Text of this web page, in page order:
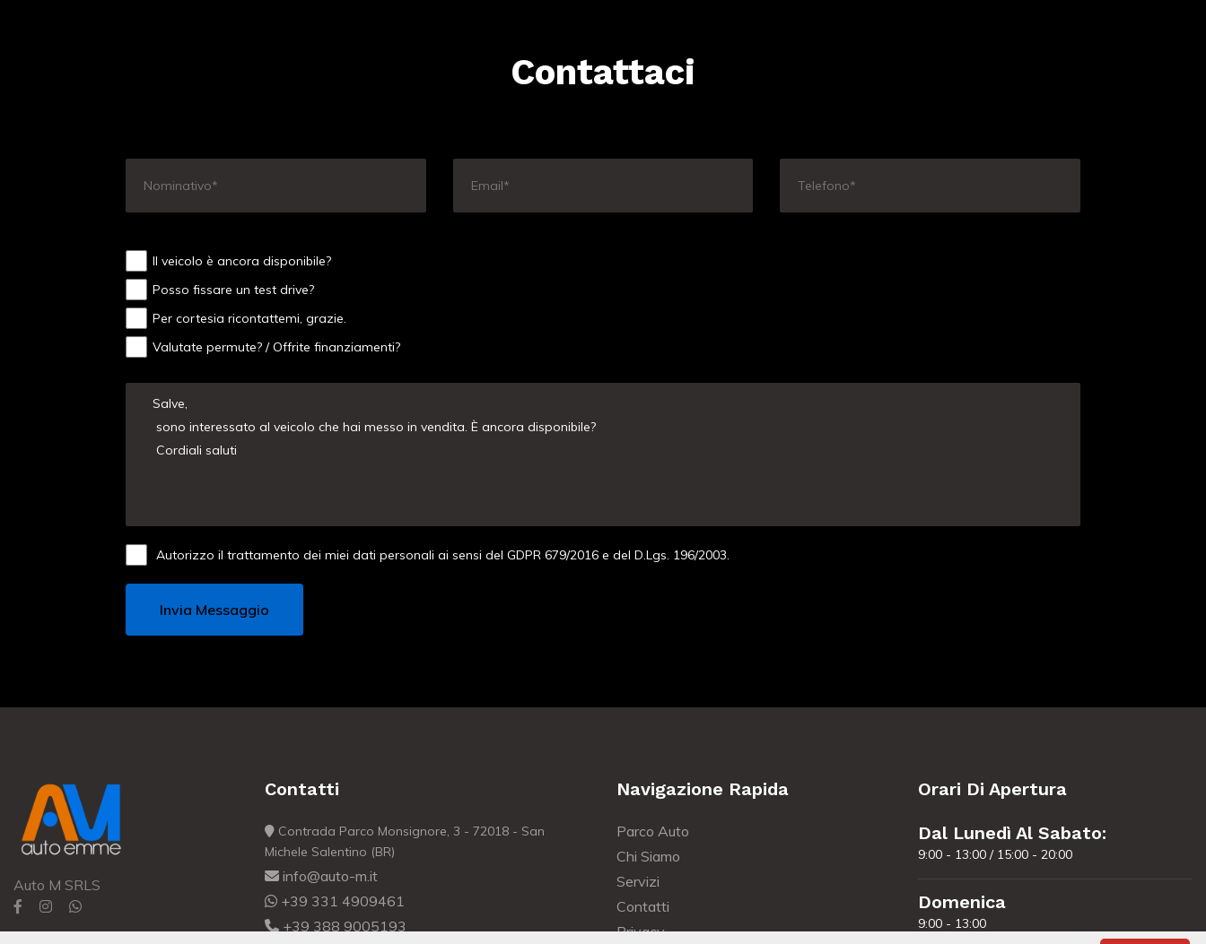
Contattaci
Il veicolo è ancora disponibile?
Posso fissare un test drive?
Per cortesia ricontattemi, grazie.
Valutate permute? / Offrite finanziamenti?
Autorizzo il trattamento dei miei dati personali ai sensi del GDPR 679/2016 e del D.Lgs. 196/2003.
Auto M SRLS
Contatti
Contrada Parco Monsignore, 3 - 72018 - San
Michele Salentino (BR)
info@auto-m.it
+39 331 4909461
+39 388 9005193
Navigazione Rapida
Parco Auto
Chi Siamo
Servizi
Contatti
Privacy
Orari Di Apertura
Dal Lunedì Al Sabato:
9:00 - 13:00 / 15:00 - 20:00
Domenica
9:00 - 13:00